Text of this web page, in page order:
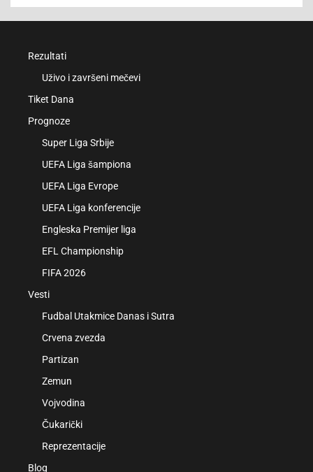
Rezultati
Uživo i završeni mečevi
Tiket Dana
Prognoze
Super Liga Srbije
UEFA Liga šampiona
UEFA Liga Evrope
UEFA Liga konferencije
Engleska Premijer liga
EFL Championship
FIFA 2026
Vesti
Fudbal Utakmice Danas i Sutra
Crvena zvezda
Partizan
Zemun
Vojvodina
Čukarički
Reprezentacije
Blog